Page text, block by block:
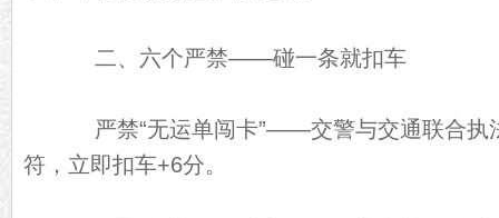
二、六个严禁——碰一条就扣车
严禁“无运单闯卡”——交警与交通联合执
符，立即扣车+6分。